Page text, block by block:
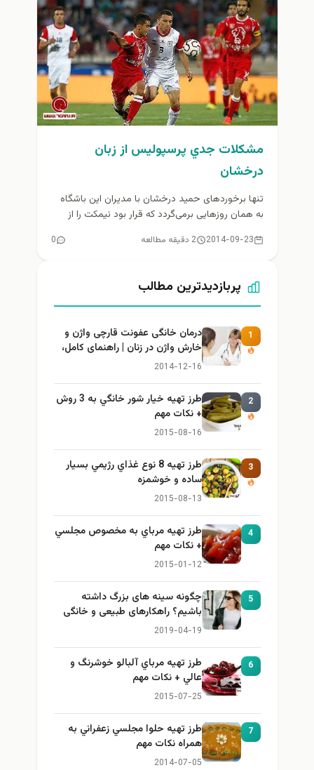
مشكلات جدي پرسپوليس از زبان
درخشان
تنها برخوردهای حمید درخشان با مدیران این باشگاه
به همان روزهایی برمی‌گردد که قرار بود نیمکت را از
2014-09-23 2 دقیقه مطالعه 0
پربازدیدترین مطالب
1
درمان خانگی عفونت قارچی واژن و
خارش واژن در زنان | راهنمای کامل،
ایمن و کاربردی
2014-12-16
2
طرز تهيه خیار شور خانگي به 3 روش
+ نكات مهم
2015-08-16
3
طرز تهيه 8 نوع غذاي رژيمي بسيار
ساده و خوشمزه
2015-08-13
4
طرز تهيه مرباي به مخصوص مجلسي
+ نكات مهم
2015-01-12
5
چگونه سینه های بزرگ داشته
باشیم؟ راهکارهای طبیعی و خانگی
برای بزرگ کردن سینه
2019-04-19
6
طرز تهيه مرباي آلبالو خوشرنگ و
عالي + نكات مهم
2015-07-25
7
طرز تهيه حلوا مجلسي زعفراني به
همراه نكات مهم
2014-07-05